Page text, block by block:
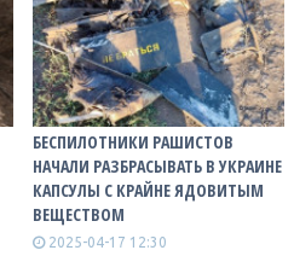
БЕСПИЛОТНИКИ РАШИСТОВ
НАЧАЛИ РАЗБРАСЫВАТЬ В УКРАИНЕ
КАПСУЛЫ С КРАЙНЕ ЯДОВИТЫМ
ВЕЩЕСТВОМ
2025-04-17 12:30